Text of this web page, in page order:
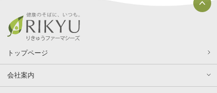
トップページ
会社案内